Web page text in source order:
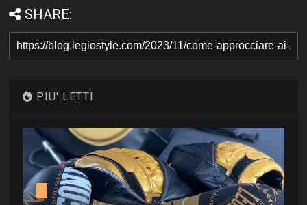
SHARE:
PIU' LETTI
1